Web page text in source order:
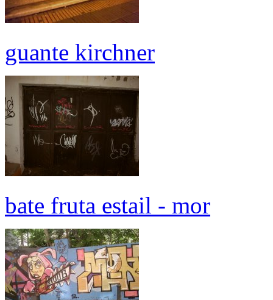
guante kirchner
bate fruta estail - mor